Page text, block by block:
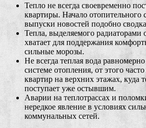
Тепло не всегда своевременно
квартиры. Начало отопительного
выпуски новостей подобно
Тепла, выделяемого радиаторами
хватает для поддержания
сильные морозы.
Не всегда теплая вода
системе отопления, от этого
квартир на верхних этажах, куда
поступает уже остывшим.
Аварии на теплотрассах и
нередкое явление в условиях
коммунальных сетей.